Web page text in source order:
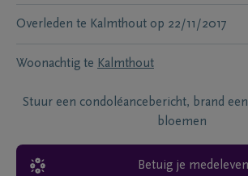
Overleden te Kalmthout op 22/11/2017
Woonachtig te Kalmthout
Stuur een condoléancebericht, brand
bloemen
Betuig je medeleven